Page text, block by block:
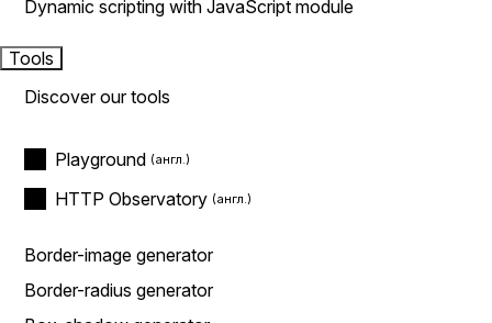
Dynamic scripting with JavaScript module
Tools
Discover our tools
Playground
HTTP Observatory
Border-image generator
Border-radius generator